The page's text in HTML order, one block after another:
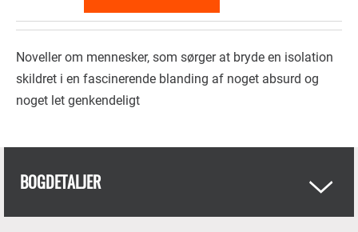
Noveller om mennesker, som sørger at bryde en isolation
skildret i en fascinerende blanding af noget absurd og
noget let genkendeligt
BOGDETALJER